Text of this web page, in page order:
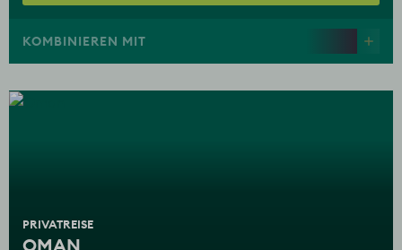
KOMBINIEREN MIT
PRIVATREISE
OMAN